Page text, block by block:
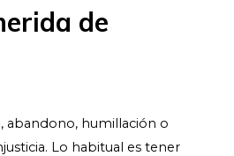
de
abandono, humillación o
Lo habitual es tener